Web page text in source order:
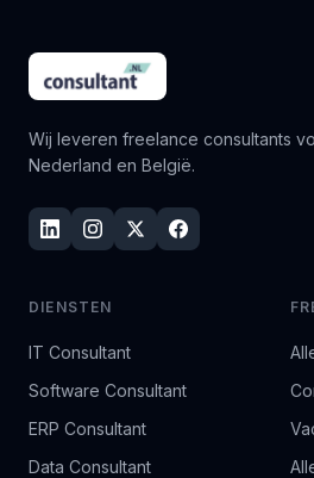
Wij leveren freelance consultants
Nederland en België.
DIENSTEN
IT Consultant
Software Consultant
ERP Consultant
Data Consultant